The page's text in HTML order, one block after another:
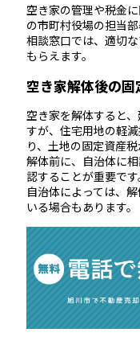
空き家の管理や税金
の市町村役場の担当部
相談窓口では、適切
もらえます。
空き家解体後の
空き家を解体すると
すが、住宅用地の軽
り、土地の固定資産
解体前に、自治体に
認することが重要です
自治体によっては、
いる場合もあります。